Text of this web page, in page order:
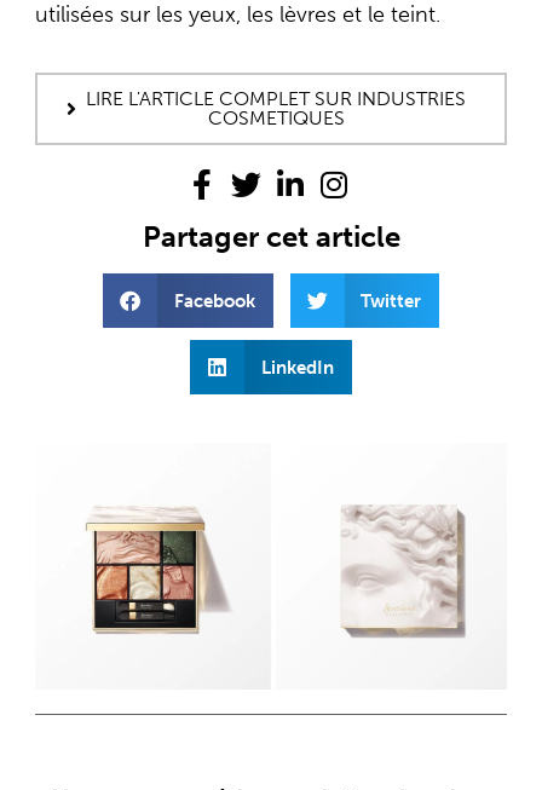
utilisées sur les yeux, les lèvres et le teint.
LIRE L'ARTICLE COMPLET SUR INDUSTRIES
COSMETIQUES
Partager cet article
Facebook Twitter
LinkedIn